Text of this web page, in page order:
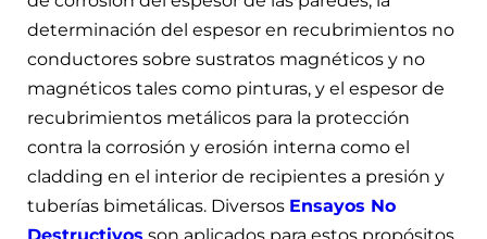
determinación del espesor en recubrimientos no
conductores sobre sustratos magnéticos y no
magnéticos tales como pinturas, y el espesor de
recubrimientos metálicos para la protección
contra la corrosión y erosión interna como el
cladding en el interior de recipientes a presión y
tuberías bimetálicas. Diversos Ensayos No
Destructivos son aplicados para estos propósitos